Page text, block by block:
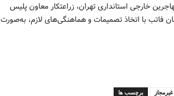
خارجی استانداری تهران، زراعتکار معاون پلیس
فاتب با اتخاذ تصمیمات و هماهنگی‌های لازم، به‌صورت
برچسب ها غیرمجاز